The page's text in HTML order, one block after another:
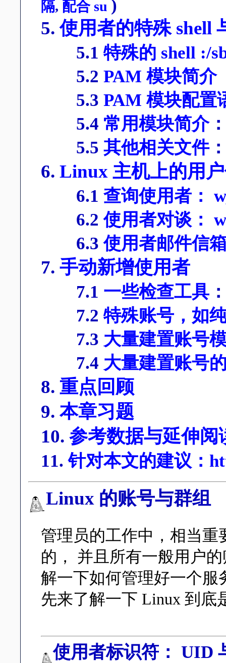
隔, 配合 su )
5.使用者的特殊 shell
5.1 特殊的 shell :/
5.2 PAM 模块简介
5.3 PAM 模块配置
5.4 常用模块简介
5.5 其他相关文件
6. Linux 主机上的用
6.1 查询使用者：
6.2使用者对谈：
6.3使用者邮件信
7. 手动新增使用者
7.1 一些检查工具
7.2 特殊账号，如
7.3 大量建置账号
7.4 大量建置账号
8. 重点回顾
9. 本章习题
10. 参考数据与延伸阅
11.针对本文的建议：
Linux 的账号与群组
管理员的工作中，相当
的， 并且所有一般用户
解一下如何管理好一个服
先来了解一下 Linux 到底
使用者标识符： UID